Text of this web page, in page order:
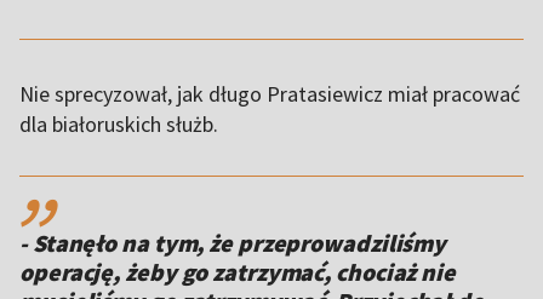
Nie sprecyzował, jak długo Pratasiewicz miał pracować
dla białoruskich służb.
,,
- Stanęło na tym, że przeprowadziliśmy
operację, żeby go zatrzymać, chociaż nie